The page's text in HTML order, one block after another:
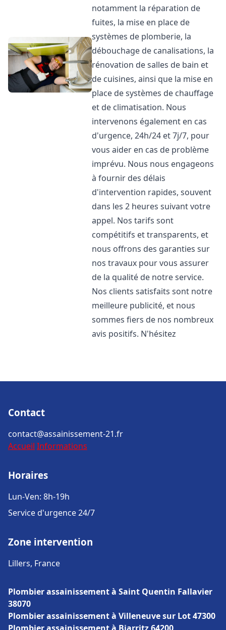
notamment la réparation de
fuites, la mise en place de
systèmes de plomberie, la
débouchage de canalisations, la
rénovation de salles de bain et
de cuisines, ainsi que la mise en
place de systèmes de chauffage
et de climatisation. Nous
intervenons également en cas
d'urgence, 24h/24 et 7j/7, pour
vous aider en cas de problème
imprévu. Nous nous engageons
à fournir des délais
d'intervention rapides, souvent
dans les 2 heures suivant votre
appel. Nos tarifs sont
compétitifs et transparents, et
nous offrons des garanties sur
nos travaux pour vous assurer
de la qualité de notre service.
Nos clients satisfaits sont notre
meilleure publicité, et nous
sommes fiers de nos nombreux
avis positifs. N'hésitez
Contact
contact@assainissement-21.fr
Accueil Informations
Horaires
Lun-Ven: 8h-19h
Service d'urgence 24/7
Zone intervention
Lillers, France
Plombier assainissement à Saint Quentin Fallavier
38070
Plombier assainissement à Villeneuve sur Lot 47300